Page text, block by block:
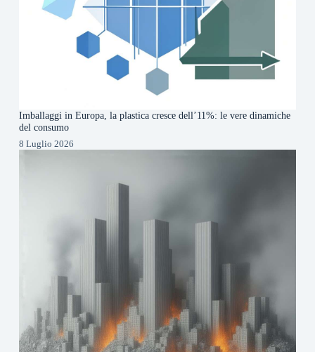
Imballaggi in Europa, la plastica cresce dell’11%: le vere dinamiche
del consumo
8 Luglio 2026